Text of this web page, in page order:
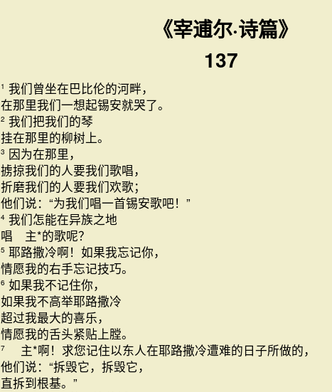
《宰逋尔·诗篇》
137
1 我们曾坐在巴比伦的河畔，
在那里我们一想起锡安就哭了。
2 我们把我们的琴
挂在那里的柳树上。
3 因为在那里，
掳掠我们的人要我们歌唱，
折磨我们的人要我们欢歌；
他们说：“为我们唱一首锡安歌吧！”
4 我们怎能在异族之地
唱 主*的歌呢？
5 耶路撒冷啊！如果我忘记你，
情愿我的右手忘记技巧。
6 如果我不记住你，
如果我不高举耶路撒冷
超过我最大的喜乐，
情愿我的舌头紧贴上膛。
7
主*啊！求您记住以东人在耶路撒冷遭难的日子所做的，
他们说：“拆毁它，拆毁它，
直拆到根基。”